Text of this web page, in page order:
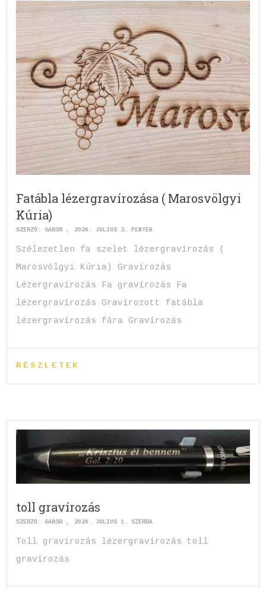
Fatábla lézergravírozása ( Marosvölgyi
Kúria)
SZERZŐ:GABOR 2026. JÚLIUS 3. PÉNTEK
Szélezetlen fa szelet lézergravírozás (
Marosvölgyi Kúria) Gravírozás
Lézergravírozás Fa gravírozás Fa
lézergravírozás Gravírozott fatábla
lézergravírozás fára Gravírozás
RÉSZLETEK
toll gravírozás
SZERZŐ:GABOR 2026. JÚLIUS 1. SZERDA
Toll gravírozás lézergravírozás toll
gravírozás